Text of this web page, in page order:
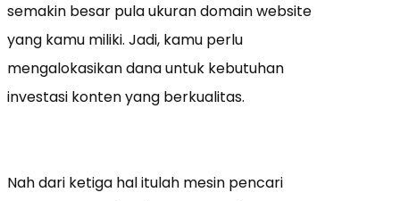
semakin besar pula ukuran domain website
yang kamu miliki. Jadi, kamu perlu
mengalokasikan dana untuk kebutuhan
investasi konten yang berkualitas.
Nah dari ketiga hal itulah mesin pencari